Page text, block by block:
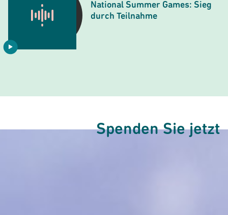
National Summer Games: Sieg
durch Teilnahme
Spenden Sie jetzt